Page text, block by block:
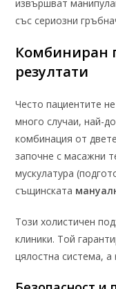
извършват
със сериозни
Комбиниран
резултати
Често пациентите
много случаи, най-
комбинация от
започне с масажни
мускулатура
същинската
Този холистичен
клиники. Той
цялостна система, а